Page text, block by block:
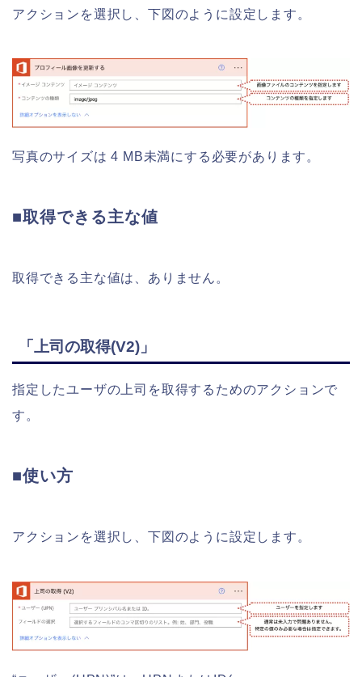
アクションを選択し、下図のように設定します。
写真のサイズは 4 MB未満にする必要があります。
■取得できる主な値
取得できる主な値は、ありません。
「上司の取得(V2)」
指定したユーザの上司を取得するためのアクションで
す。
■使い方
アクションを選択し、下図のように設定します。